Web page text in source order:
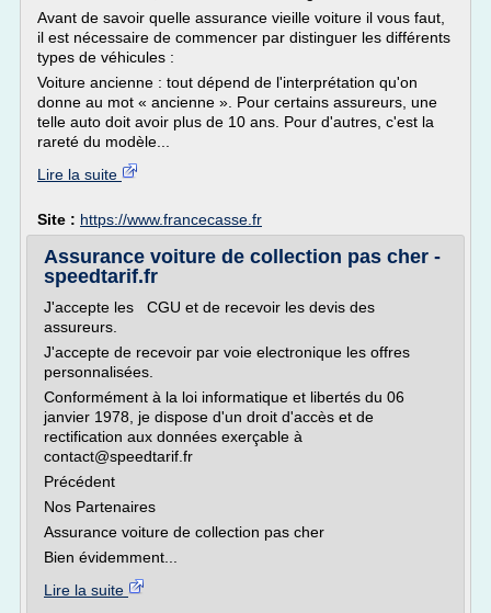
Avant de savoir quelle assurance vieille voiture il vous faut,
il est nécessaire de commencer par distinguer les différents
types de véhicules :
Voiture ancienne : tout dépend de l'interprétation qu'on
donne au mot « ancienne ». Pour certains assureurs, une
telle auto doit avoir plus de 10 ans. Pour d'autres, c'est la
rareté du modèle...
Lire la suite
Site : https://www.francecasse.fr
Assurance voiture de collection pas cher -
speedtarif.fr
J'accepte les CGU et de recevoir les devis des
assureurs.
J'accepte de recevoir par voie electronique les offres
personnalisées.
Conformément à la loi informatique et libertés du 06
janvier 1978, je dispose d'un droit d'accès et de
rectification aux données exerçable à
contact@speedtarif.fr
Précédent
Nos Partenaires
Assurance voiture de collection pas cher
Bien évidemment...
Lire la suite